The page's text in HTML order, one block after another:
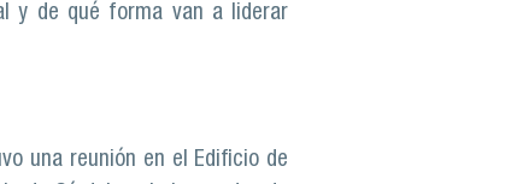
y de qué forma van a liderar
una reunión en el Edificio de